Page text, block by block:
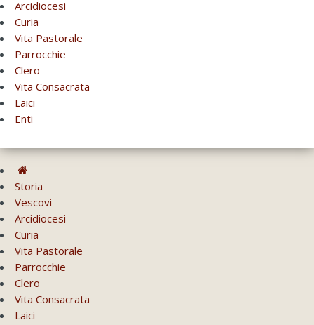
Arcidiocesi
Curia
Vita Pastorale
Parrocchie
Clero
Vita Consacrata
Laici
Enti
Storia
Vescovi
Arcidiocesi
Curia
Vita Pastorale
Parrocchie
Clero
Vita Consacrata
Laici